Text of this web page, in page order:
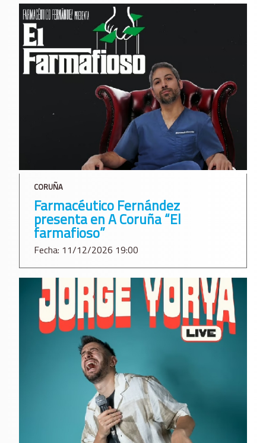
CORUÑA
Farmacéutico Fernández
presenta en A Coruña “El
farmafioso”
Fecha: 11/12/2026 19:00